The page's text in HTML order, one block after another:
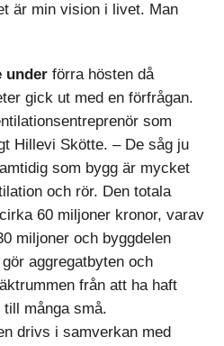
är min vision i livet. Man
under förra hösten då
gick ut med en förfrågan.
som
Hillevi Skötte. – De såg ju
som bygg är mycket
och rör. Den totala
60 miljoner kronor, varav
miljoner och byggdelen
aggregatbyten och
från att ha haft
många små.
drivs i samverkan med